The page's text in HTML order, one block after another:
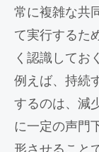
常に複雑な共
て実行するた
く認識してお
例えば、持続
するのは、減
に一定の声門
形させること